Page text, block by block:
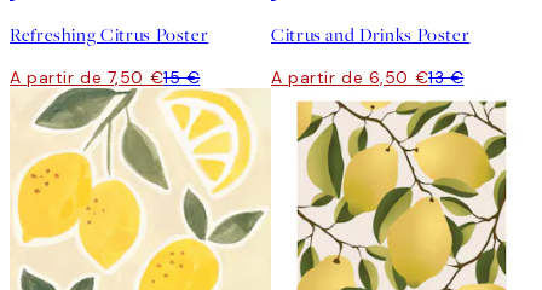
Refreshing Citrus Poster
A partir de 7,50 €15 €
Citrus and Drinks Poster
A partir de 6,50 €13 €